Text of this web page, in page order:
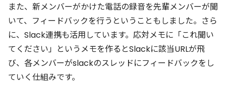
また、新メンバーがかけた電話の録音を先輩メンバーが聞
いて、フィードバックを行うということもしました。さら
に、Slack連携も活用しています。応対メモに「これ聞い
てください」というメモを作るとSlackに該当URLが飛
び、各メンバーがslackのスレッドにフィードバックをし
ていく仕組みです。